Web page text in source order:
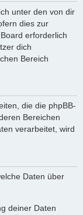
unter den von dir
dies zur
erforderlich
dich
Bereich
die die phpBB-
Bereichen
verarbeitet, wird
Daten über
deiner Daten